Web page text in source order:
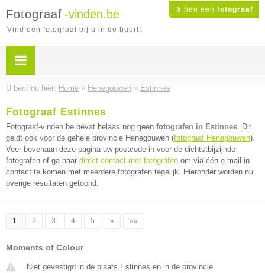
Ik ben een fotograaf
Fotograaf -vinden.be
Vind een fotograaf bij u in de buurt!
U bent nu hier: Home » Henegouwen » Estinnes
Fotograaf Estinnes
Fotograaf-vinden.be bevat helaas nog geen fotografen in Estinnes. Dit
geldt ook voor de gehele provincie Henegouwen (fotograaf Henegouwen).
Voer bovenaan deze pagina uw postcode in voor de dichtstbijzijnde
fotografen of ga naar direct contact met fotografen om via één e-mail in
contact te komen met meerdere fotografen tegelijk. Hieronder worden nu
overige resultaten getoond.
1 2 3 4 5 » »»
Moments of Colour
Niet gevestigd in de plaats Estinnes en in de provincie